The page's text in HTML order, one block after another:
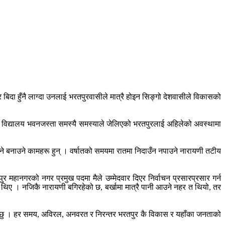
हुँनै लाग्दा उनलाई भरतपुरवासीले मात्रै होइन सिङ्गो देशवासीले विकासको
भवनजस्ता समस्यै समस्याले जेलिएको भरतपुरलाई अहिलेको अवस्थामा
कामहरू हुन् । वर्षातको समयमा रातमा निदाउँन नपाउने नारायणी तटीय
नगर प्रमुख पदमा मैले उम्मेदवार दिएर निर्वाचन प्रसारप्रसार गर्न
। नजिकै नारायणी बगिरहेको छ, बर्खामा मात्रै पानी आउने नहर त थियो, तर
। हर समय, अविरल, अनवरत र निरन्तर भरतपुर कै विकास र यहाँका जनताको